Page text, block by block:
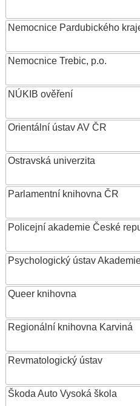
Nemocnice Pardubického
Nemocnice Trebic, p.o.
NÚKIB ověření
Orientální ústav AV ČR
Ostravská univerzita
Parlamentní knihovna ČR
Policejní akademie České
Psychologický ústav
Queer knihovna
Regionální knihovna Karviná
Revmatologický ústav
Škoda Auto Vysoká škola